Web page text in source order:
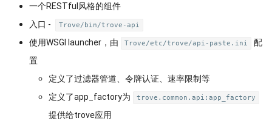
一个RESTful风格的组件
入口 -
Trove/bin/trove-api
使用WSGI launcher，由 Trove/etc/trove/api-paste.ini
配
置
定义了过滤器管道、令牌认证、速率限制等
定义了app_factory为
trove.common.api:app_factory
提供给trove应用